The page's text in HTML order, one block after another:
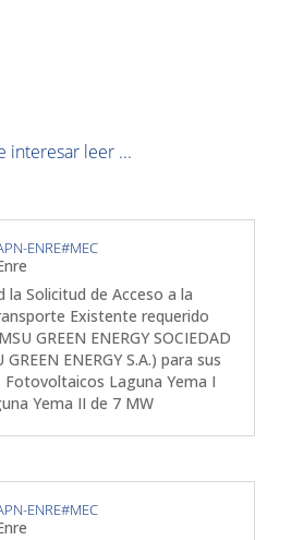
interesar leer ...
ENRE#MEC
la Solicitud de Acceso a la
Existente requerido
GREEN ENERGY SOCIEDAD
ENERGY S.A.) para sus
Fotovoltaicos Laguna Yema I
Yema II de 7 MW
ENRE#MEC